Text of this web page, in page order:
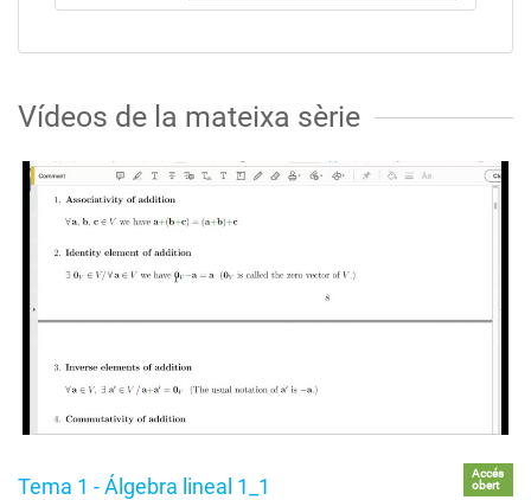
Vídeos de la mateixa sèrie
Tema 1 - Álgebra lineal 1_1
Accés
obert